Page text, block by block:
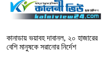
কানাডায় ভয়াবহ দাবানল, ২০ হাজারের
বেশি মানুষকে সরানোর নির্দেশ